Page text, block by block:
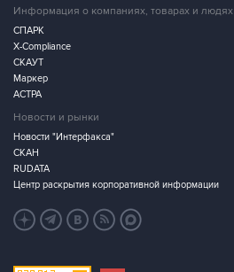
Информация о компаниях, товарах и людях
СПАРК
X-Compliance
СКАУТ
Маркер
АСТРА
Новости и рынки
Новости "Интерфакса"
СКАН
RUDATA
Центр раскрытия корпоративной информации